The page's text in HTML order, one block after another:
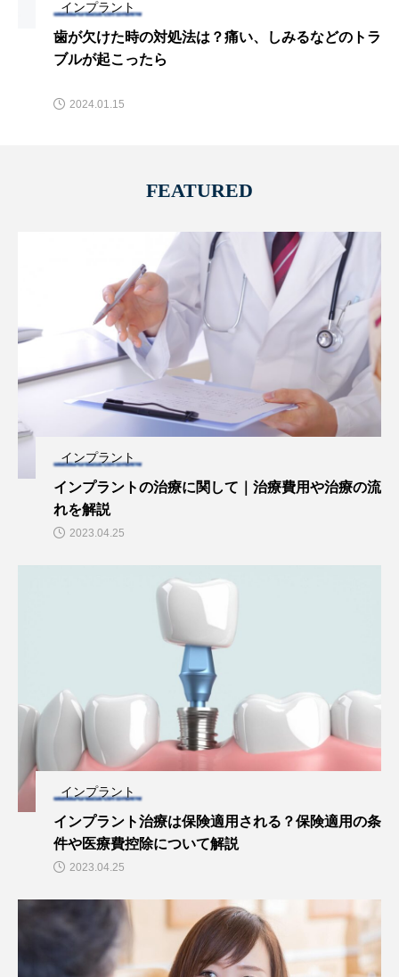
インプラント
歯が欠けた時の対処法は？痛い、しみるなどのトラ
ブルが起こったら
2024.01.15
FEATURED
インプラント
インプラントの治療に関して｜治療費用や治療の流
れを解説
2023.04.25
インプラント
インプラント治療は保険適用される？保険適用の条
件や医療費控除について解説
2023.04.25